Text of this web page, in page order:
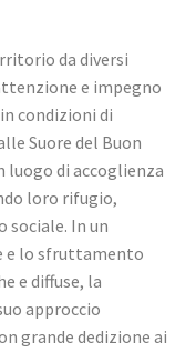
da diversi
e impegno
condizioni di
Suore del Buon
luogo di accoglienza
loro rifugio,
sociale. In un
e lo sfruttamento
e diffuse, la
approccio
grande dedizione ai